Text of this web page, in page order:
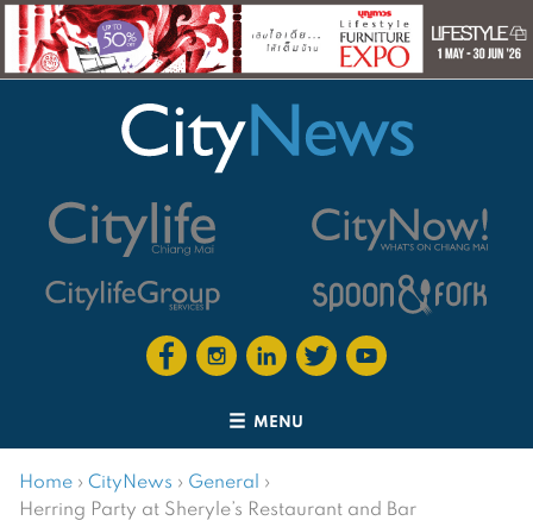
MENU
Home › CityNews › General ›
Herring Party at Sheryle’s Restaurant and Bar